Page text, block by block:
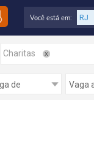
Você está em:
Charitas